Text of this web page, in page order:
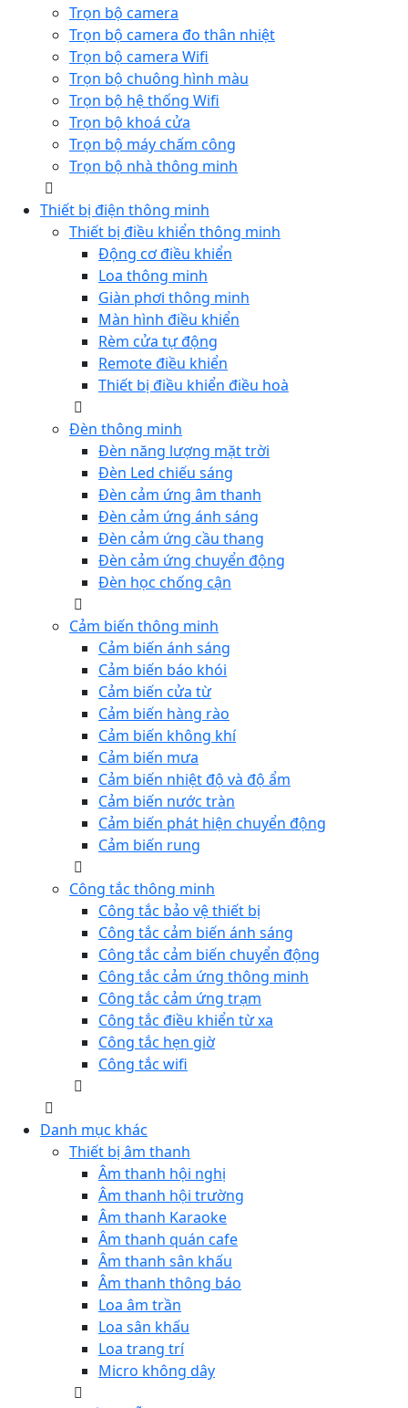
Trọn bộ camera
Trọn bộ camera đo thân nhiệt
Trọn bộ camera Wifi
Trọn bộ chuông hình màu
Trọn bộ hệ thống Wifi
Trọn bộ khoá cửa
Trọn bộ máy chấm công
Trọn bộ nhà thông minh
Thiết bị điện thông minh
Thiết bị điều khiển thông minh
Động cơ điều khiển
Loa thông minh
Giàn phơi thông minh
Màn hình điều khiển
Rèm cửa tự động
Remote điều khiển
Thiết bị điều khiển điều hoà
Đèn thông minh
Đèn năng lượng mặt trời
Đèn Led chiếu sáng
Đèn cảm ứng âm thanh
Đèn cảm ứng ánh sáng
Đèn cảm ứng cầu thang
Đèn cảm ứng chuyển động
Đèn học chống cận
Cảm biến thông minh
Cảm biến ánh sáng
Cảm biến báo khói
Cảm biến cửa từ
Cảm biến hàng rào
Cảm biến không khí
Cảm biến mưa
Cảm biến nhiệt độ và độ ẩm
Cảm biến nước tràn
Cảm biến phát hiện chuyển động
Cảm biến rung
Công tắc thông minh
Công tắc bảo vệ thiết bị
Công tắc cảm biến ánh sáng
Công tắc cảm biến chuyển động
Công tắc cảm ứng thông minh
Công tắc cảm ứng trạm
Công tắc điều khiển từ xa
Công tắc hẹn giờ
Công tắc wifi
Danh mục khác
Thiết bị âm thanh
Âm thanh hội nghị
Âm thanh hội trường
Âm thanh Karaoke
Âm thanh quán cafe
Âm thanh sân khấu
Âm thanh thông báo
Loa âm trần
Loa sân khấu
Loa trang trí
Micro không dây